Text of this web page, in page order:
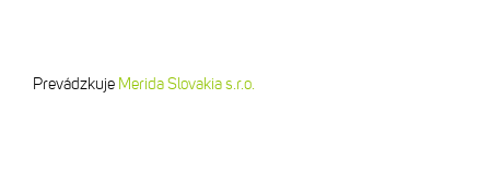
Prevádzkuje Merida Slovakia s.r.o.